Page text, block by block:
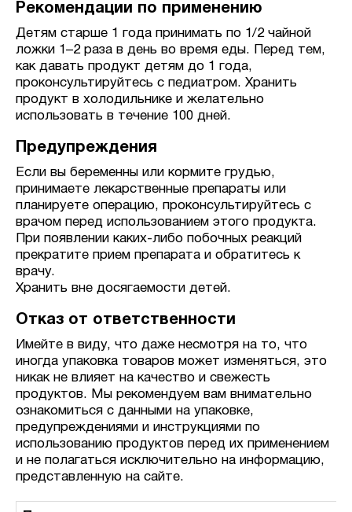
Рекомендации по применению
Детям старше 1 года принимать по 1/2 чайной
ложки 1–2 раза в день во время еды. Перед тем,
как давать продукт детям до 1 года,
проконсультируйтесь с педиатром. Хранить
продукт в холодильнике и желательно
использовать в течение 100 дней.
Предупреждения
Если вы беременны или кормите грудью,
принимаете лекарственные препараты или
планируете операцию, проконсультируйтесь с
врачом перед использованием этого продукта.
При появлении каких-либо побочных реакций
прекратите прием препарата и обратитесь к
врачу.
Хранить вне досягаемости детей.
Отказ от ответственности
Имейте в виду, что даже несмотря на то, что
иногда упаковка товаров может изменяться, это
никак не влияет на качество и свежесть
продуктов. Мы рекомендуем вам внимательно
ознакомиться с данными на упаковке,
предупреждениями и инструкциями по
использованию продуктов перед их применением
и не полагаться исключительно на информацию,
представленную на сайте.